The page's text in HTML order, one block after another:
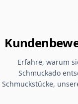
Erfahre, warum
Schmuckado
Schmuckstücke,